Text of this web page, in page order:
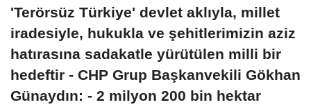
'Terörsüz Türkiye' devlet aklıyla, millet
iradesiyle, hukukla ve şehitlerimizin aziz
hatırasına sadakatle yürütülen milli bir
hedeftir - CHP Grup Başkanvekili Gökhan
Günaydın: - 2 milyon 200 bin hektar